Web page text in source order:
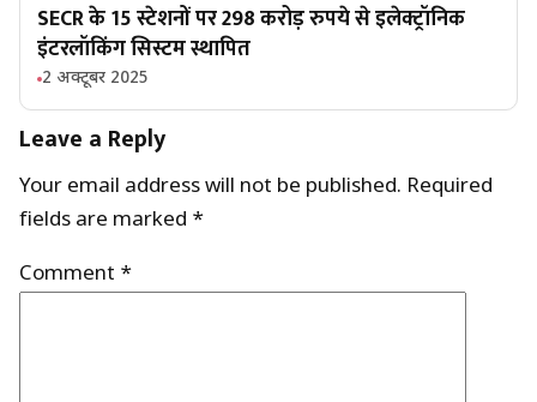
SECR के 15 स्टेशनों पर 298 करोड़ रुपये से इलेक्ट्रॉनिक
इंटरलॉकिंग सिस्टम स्थापित
2 अक्टूबर 2025
Leave a Reply
Your email address will not be published. Required
fields are marked *
Comment *